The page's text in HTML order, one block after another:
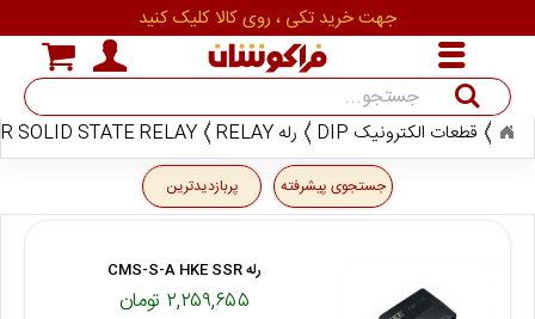
قطعات الکترونیک DIP رله RELAY SOLID STATE RELAY
جستجوی پیشرفته پربازدیدترین
رله CMS-S-A HKE SSR
۲,۲۵۹,۶۵۵ تومان
جهت خرید تکی ، روی کالا کلیک کنید
جستجو